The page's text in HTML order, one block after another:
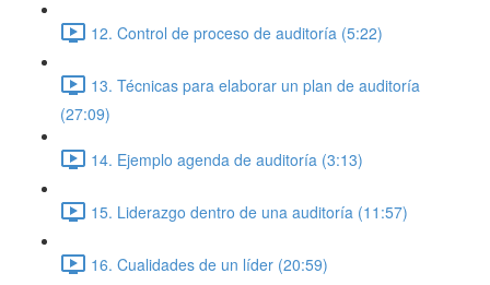
12. Control de proceso de auditoría (5:22)
13. Técnicas para elaborar un plan de auditoría
(27:09)
14. Ejemplo agenda de auditoría (3:13)
15. Liderazgo dentro de una auditoría (11:57)
16. Cualidades de un líder (20:59)